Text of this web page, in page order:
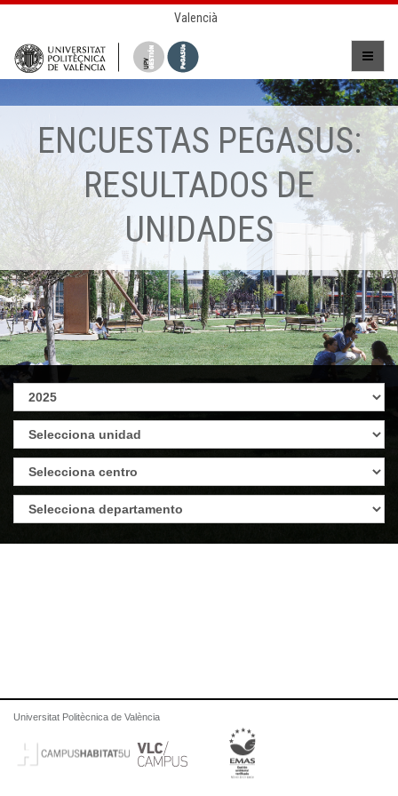
Valencià
ENCUESTAS PEGASUS:
RESULTADOS DE
UNIDADES
Universitat Politècnica de València